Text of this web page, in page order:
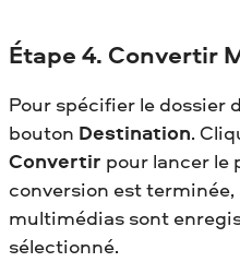
Étape 4. Convertir
Pour spécifier le dossier
bouton Destination.
Convertir pour lancer le
conversion est
multimédias sont
sélectionné.